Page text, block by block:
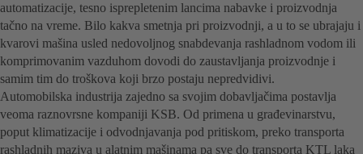
automatizacije, tesno isprepletenim lancima nabavke i proizvodnja
tačno na vreme. Bilo kakva smetnja pri proizvodnji, a u to se ubrajaju i
kvarovi mašina usled nedovoljnog snabdevanja rashladnom vodom ili
komprimovanim vazduhom dovodi do zaustavljanja proizvodnje i
samim tim do troškova koji brzo postaju nepredvidivi.
Automobilska industrija zajedno sa svojim dobavljačima postavlja
veoma raznovrsne kompaniji KSB. Od primena u građevinarstvu,
poput klimatizacije i odvodnjavanja pod pritiskom, preko transporta
rashladnih maziva u alatnim mašinama pa sve do transporta KTL laka